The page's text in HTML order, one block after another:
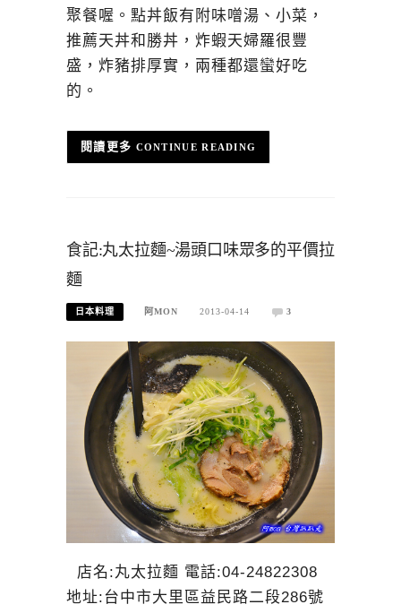
聚餐喔。點丼飯有附味噌湯、小菜，
推薦天丼和勝丼，炸蝦天婦羅很豐
盛，炸豬排厚實，兩種都還蠻好吃
的。
CONTINUE READING
食記:丸太拉麵~湯頭口味眾多的平價拉
麵
日本料理 阿MON 2013-04-14 3
店名:丸太拉麵 電話:04-24822308
地址:台中市大里區益民路二段286號